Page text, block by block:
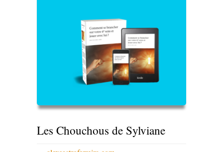
Les Chouchous de Sylviane